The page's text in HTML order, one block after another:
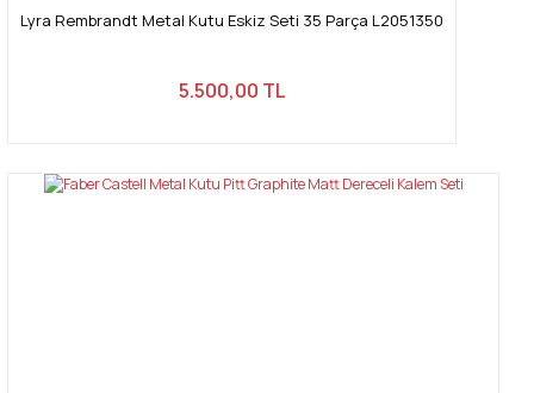
Lyra Rembrandt Metal Kutu Eskiz Seti 35 Parça L2051350
5.500,00 TL